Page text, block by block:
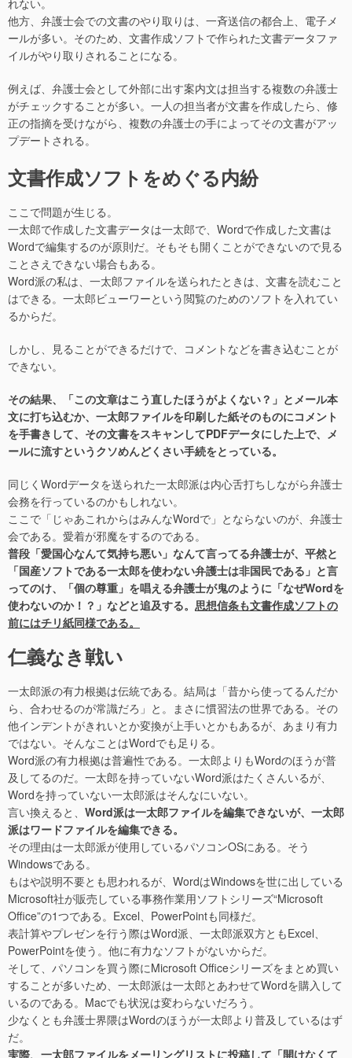
他方、弁護士会での文書のやり取りは、一斉送信の都合上、電子メ
ールが多い。そのため、文書作成ソフトで作られた文書データファ
イルがやり取りされることになる。
例えば、弁護士会として外部に出す案内文は担当する複数の弁護士
がチェックすることが多い。一人の担当者が文書を作成したら、修
正の指摘を受けながら、複数の弁護士の手によってその文書がアッ
プデートされる。
文書作成ソフトをめぐる内紛
ここで問題が生じる。
一太郎で作成した文書データは一太郎で、Wordで作成した文書は
Wordで編集するのが原則だ。そもそも開くことができないので見る
ことさえできない場合もある。
Word派の私は、一太郎ファイルを送られたときは、文書を読むこと
はできる。一太郎ビューワーという閲覧のためのソフトを入れてい
るからだ。
しかし、見ることができるだけで、コメントなどを書き込むことが
できない。
その結果、「この文章はこう直したほうがよくない？」とメール本
文に打ち込むか、一太郎ファイルを印刷した紙そのものにコメント
を手書きして、その文書をスキャンしてPDFデータにした上で、メ
ールに流すというクソめんどくさい手続をとっている。
同じくWordデータを送られた一太郎派は内心舌打ちしながら弁護士
会務を行っているのかもしれない。
ここで「じゃあこれからはみんなWordで」とならないのが、弁護士
会である。愛着が邪魔をするのである。
普段「愛国心なんて気持ち悪い」なんて言ってる弁護士が、平然と
「国産ソフトである一太郎を使わない弁護士は非国民である」と言
ってのけ、「個の尊重」を唱える弁護士が鬼のように「なぜWordを
使わないのか！？」などと追及する。 思想信条も文書作成ソフトの
前にはチリ紙同様である。
仁義なき戦い
一太郎派の有力根拠は伝統である。結局は「昔から使ってるんだか
ら、合わせるのが常識だろ」と。まさに慣習法の世界である。その
他インデントがきれいとか変換が上手いとかもあるが、あまり有力
ではない。そんなことはWordでも足りる。
Word派の有力根拠は普遍性である。一太郎よりもWordのほうが普
及してるのだ。一太郎を持っていないWord派はたくさんいるが、
Wordを持っていない一太郎派はそんなにいない。
言い換えると、 Word派は一太郎ファイルを編集できないが、一太郎
派はワードファイルを編集できる。
その理由は一太郎派が使用しているパソコンOSにある。そう
Windowsである。
もはや説明不要とも思われるが、WordはWindowsを世に出している
Microsoft社が販売している事務作業用ソフトシリーズ“Microsoft
Office”の1つである。Excel、PowerPointも同様だ。
表計算やプレゼンを行う際はWord派、一太郎派双方ともExcel、
PowerPointを使う。他に有力なソフトがないからだ。
そして、パソコンを買う際にMicrosoft Officeシリーズをまとめ買い
することが多いため、一太郎派は一太郎とあわせてWordを購入して
いるのである。Macでも状況は変わらないだろう。
少なくとも弁護士界隈はWordのほうが一太郎より普及しているはず
だ。
実際、一太郎ファイルをメーリングリストに投稿して「開けなくて